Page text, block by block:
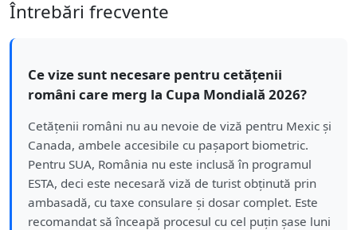
Întrebări frecvente
Ce vize sunt necesare pentru cetățenii
români care merg la Cupa Mondială 2026?
Cetățenii români nu au nevoie de viză pentru Mexic și
Canada, ambele accesibile cu pașaport biometric.
Pentru SUA, România nu este inclusă în programul
ESTA, deci este necesară viză de turist obținută prin
ambasadă, cu taxe consulare și dosar complet. Este
recomandat să înceapă procesul cu cel puțin șase luni